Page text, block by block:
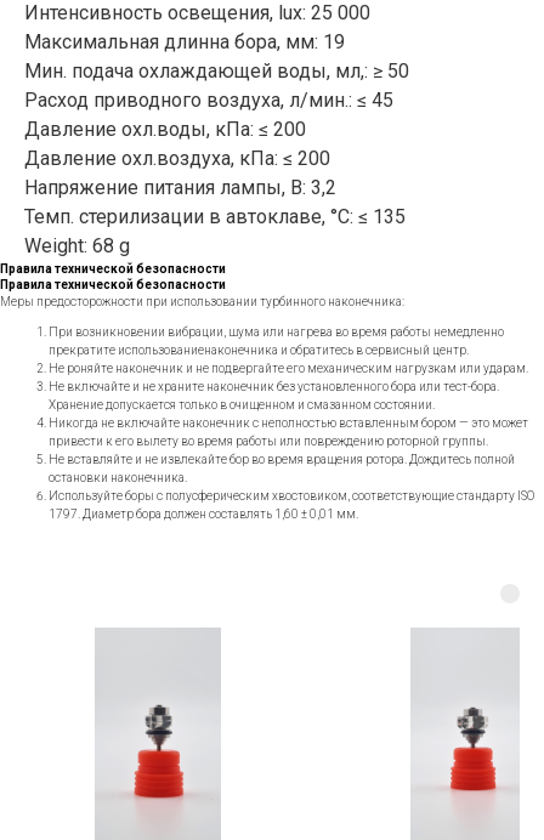
Интенсивность освещения, lux: 25 000
Максимальная длинна бора, мм: 19
Мин. подача охлаждающей воды, мл,: ≥ 50
Расход приводного воздуха, л/мин.: ≤ 45
Давление охл.воды, кПа: ≤ 200
Давление охл.воздуха, кПа: ≤ 200
Напряжение питания лампы, В: 3,2
Темп. стерилизации в автоклаве, °C: ≤ 135
Weight: 68 g
Правила технической безопасности
Правила технической безопасности
Меры предосторожности при использовании турбинного наконечника:
При возникновении вибрации, шума или нагрева во время работы немедленно
прекратите использованиенаконечника и обратитесь в сервисный центр.
Не роняйте наконечник и не подвергайте его механическим нагрузкам или ударам.
Не включайте и не храните наконечник без установленного бора или тест-бора.
Хранение допускается только в очищенном и смазанном состоянии.
Никогда не включайте наконечник с неполностью вставленным бором — это может
привести к его вылету во время работы или повреждению роторной группы.
Не вставляйте и не извлекайте бор во время вращения ротора. Дождитесь полной
остановки наконечника.
Используйте боры с полусферическим хвостовиком, соответствующие стандарту ISO
1797. Диаметр бора должен составлять 1,60 ± 0,01 мм.